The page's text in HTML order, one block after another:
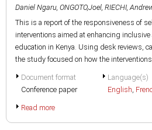
Daniel Ngaru, ONGOTO,Joel, RIECHI,
This is a report of the responsiveness of
interventions aimed at enhancing
education in Kenya. Using desk reviews,
the study focused on how the
Document format
Conference paper
Language(s)
English,
Read more